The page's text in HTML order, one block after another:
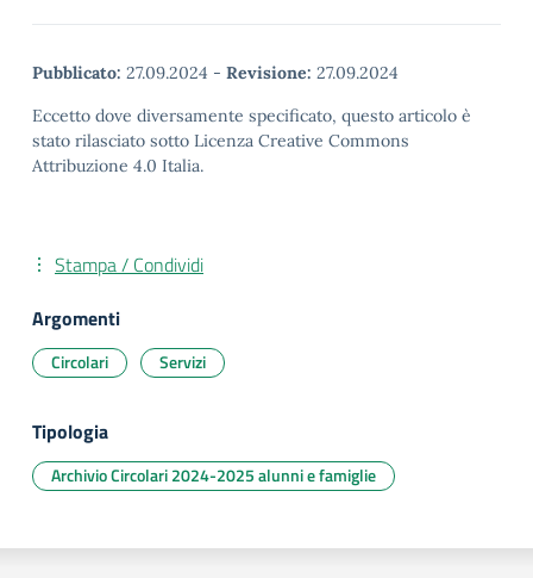
Pubblicato: 27.09.2024 - Revisione: 27.09.2024
Eccetto dove diversamente specificato, questo articolo è
stato rilasciato sotto Licenza Creative Commons
Attribuzione 4.0 Italia.
Stampa / Condividi
Argomenti
Circolari Servizi
Tipologia
Archivio Circolari 2024-2025 alunni e famiglie